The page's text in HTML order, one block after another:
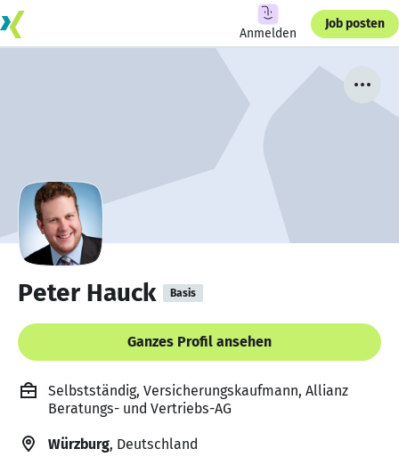
Anmelden
Job posten
Peter Hauck Basis
Ganzes Profil ansehen
Selbstständig, Versicherungskaufmann, Allianz
Beratungs- und Vertriebs-AG
Würzburg, Deutschland